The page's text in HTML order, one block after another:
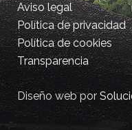
Aviso legal
Política de privacidad
Política de cookies
Transparencia
Diseño web por